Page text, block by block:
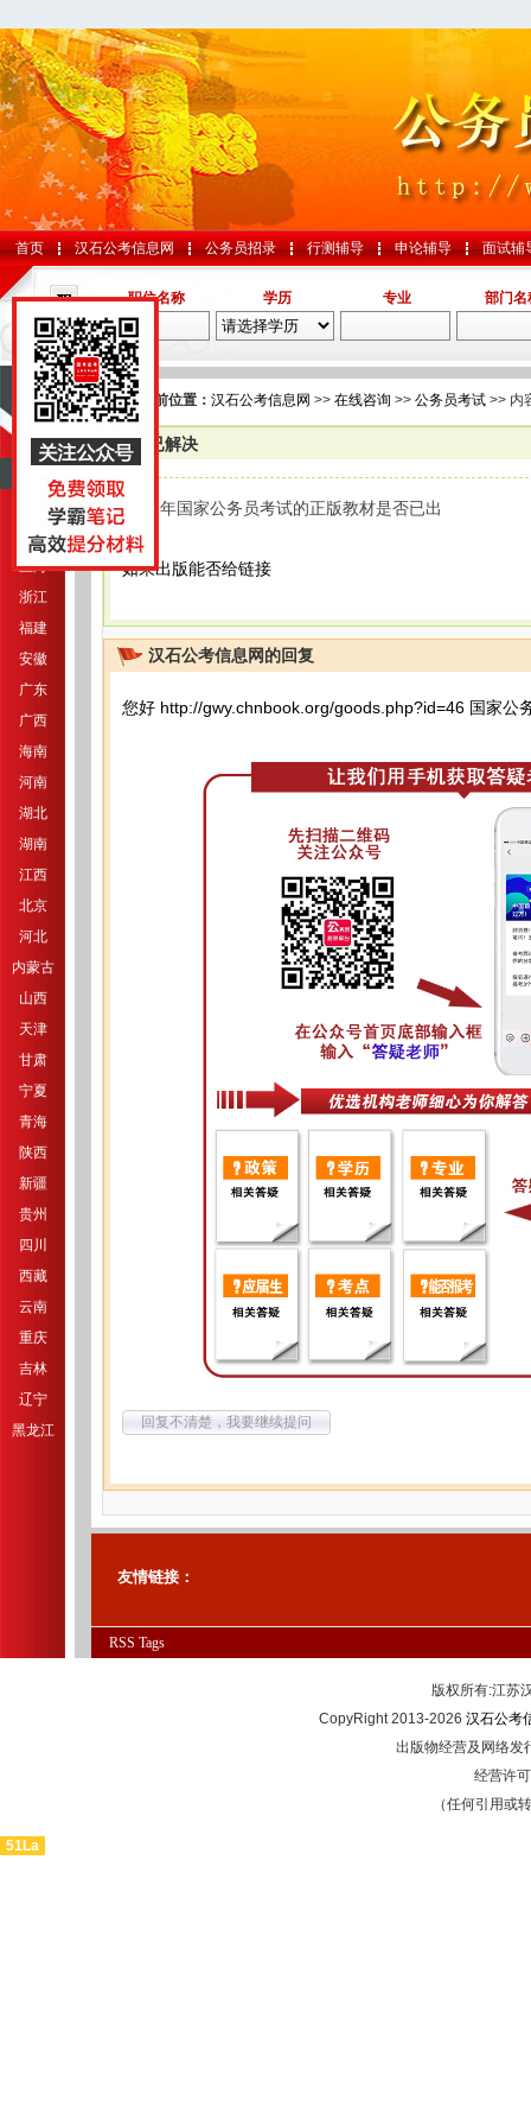
首页 汉石公考信息网 公务员招录 行测辅导 申论辅导 面试辅
职位名称 学历 专业 部门名
导航
江苏
上海
浙江
福建
安徽
广东
广西
海南
河南
湖北
湖南
江西
北京
河北
内蒙古
山西
天津
甘肃
宁夏
青海
陕西
新疆
贵州
四川
西藏
云南
重庆
吉林
辽宁
黑龙江
您的当前位置： 汉石公考信息网 >> 在线咨询 >> 公务员考试 >> 内
已解决
2019年国家公务员考试的正版教材是否已出
如果出版能否给链接
汉石公考信息网的回复
您好 http://gwy.chnbook.org/goods.php?id=46 国家公
回复不清楚，我要继续提问
友情链接：
RSS Tags
版权所有:江
CopyRight 2013-2026 汉石公考
出版物经营及网络发
经营许
（任何引用或
51La